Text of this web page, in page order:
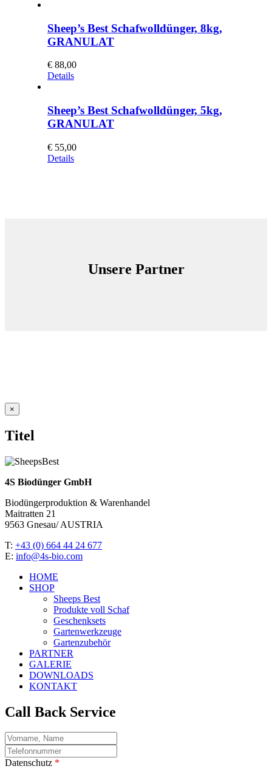
Sheep’s Best Schafwolldünger, 8kg,
GRANULAT
€88,00
Details
Sheep’s Best Schafwolldünger, 5kg,
GRANULAT
€55,00
Details
Unsere Partner
Close
product
view
×
Titel
4S Biodünger GmbH
Biodüngerproduktion & Warenhandel
Maitratten 21
9563 Gnesau/ AUSTRIA
T: +43 (0) 664 44 24 677
E: info@4s-bio.com
HOME
SHOP
Sheeps Best
Produkte voll Schaf
Geschenksets
Gartenwerkzeuge
Gartenzubehör
PARTNER
GALERIE
DOWNLOADS
KONTAKT
Call Back Service
Name
telefon
Datenschutz *